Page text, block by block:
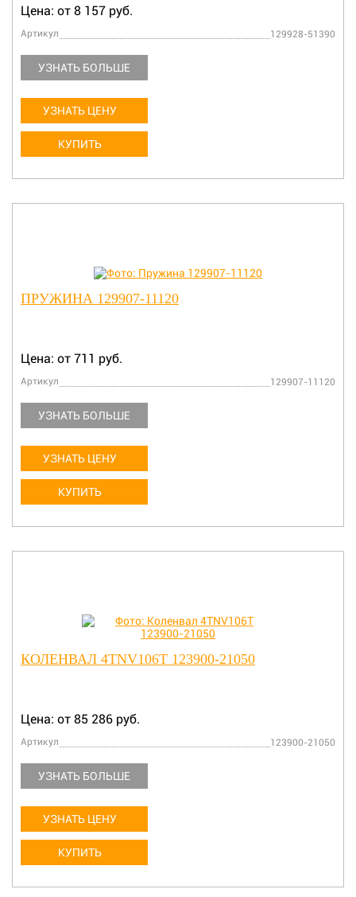
Цена: от 8 157 руб.
Артикул 129928-51390
УЗНАТЬ БОЛЬШЕ
УЗНАТЬ ЦЕНУ
КУПИТЬ
ПРУЖИНА 129907-11120
Цена: от 711 руб.
Артикул 129907-11120
УЗНАТЬ БОЛЬШЕ
УЗНАТЬ ЦЕНУ
КУПИТЬ
КОЛЕНВАЛ 4TNV106T 123900-21050
Цена: от 85 286 руб.
Артикул 123900-21050
УЗНАТЬ БОЛЬШЕ
УЗНАТЬ ЦЕНУ
КУПИТЬ